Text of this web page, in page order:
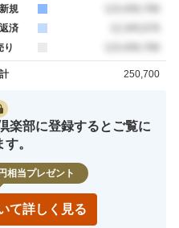
規
済
り
250,700
楽部に登録するとご覧に
。
相当プレゼント
て詳しく見る